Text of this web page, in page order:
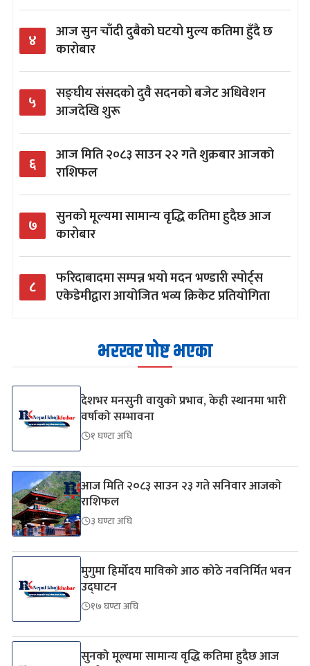
४
आज सुन चाँदी दुबैको घटयो मुल्य कतिमा हुँदै छ
कारोबार
५
सङ्घीय संसदको दुवै सदनको बजेट अधिवेशन
आजदेखि शुरू
६
आज मिति २०८३ साउन २२ गते शुक्रबार आजको
राशिफल
७
सुनको मूल्यमा सामान्य वृद्धि कतिमा हुदैछ आज
कारोबार
८
फरिदाबादमा सम्पन्न भयो मदन भण्डारी स्पोर्ट्स
एकेडेमीद्वारा आयोजित भव्य क्रिकेट प्रतियोगिता
भरखर पोष्ट भएका
देशभर मनसुनी वायुको प्रभाव, केही स्थानमा भारी
वर्षाको सम्भावना
१ घण्टा अघि
आज मिति २०८३ साउन २३ गते सनिवार आजको
राशिफल
३ घण्टा अघि
मुगुमा हिर्मोदय माविको आठ कोठे नवनिर्मित भवन
उद्घाटन
१७ घण्टा अघि
सुनको मूल्यमा सामान्य वृद्धि कतिमा हुदैछ आज